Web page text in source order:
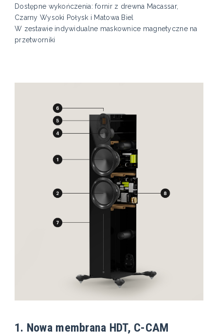
Dostępne wykończenia: fornir z drewna Macassar,
Czarny Wysoki Połysk i Matowa Biel
W zestawie indywidualne maskownice magnetyczne na
przetworniki
1. Nowa membrana HDT, C-CAM